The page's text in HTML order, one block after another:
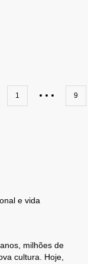
1 9
e vida
milhões de
cultura. Hoje,